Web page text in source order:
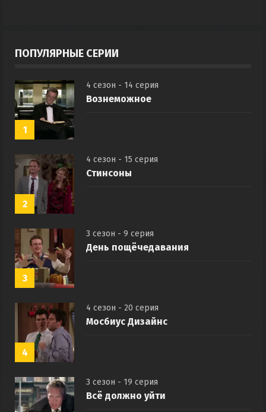
ПОПУЛЯРНЫЕ СЕРИИ
1
4 сезон - 14 серия
Вознеможное
2
4 сезон - 15 серия
Стинсоны
3
3 сезон - 9 серия
День пощёчедавания
4
4 сезон - 20 серия
Мосбиус Дизайнс
3 сезон - 19 серия
Всё должно уйти